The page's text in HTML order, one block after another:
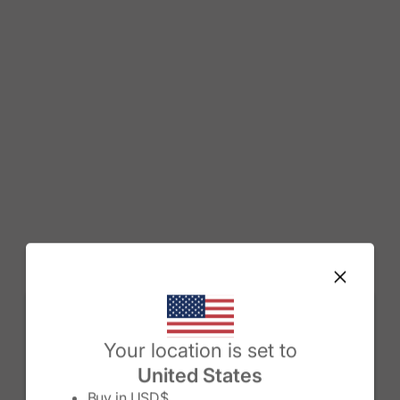
Your location is set to
United States
Change country/region